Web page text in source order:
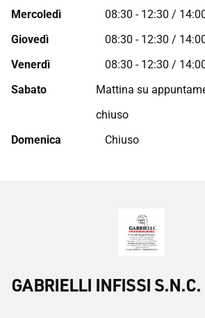
Mercoledì
08:30 - 12:30 /
Giovedì
08:30 - 12:30 /
Venerdì
08:30 - 12:30 /
Sabato
Mattina su
chiuso
Domenica
Chiuso
GABRIELLI INFISSI S.N.C.